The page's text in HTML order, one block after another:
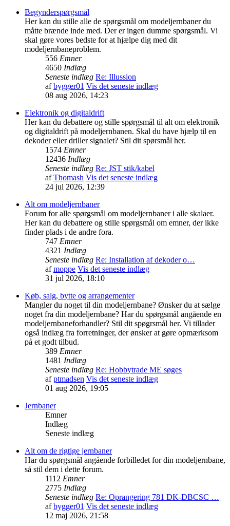
Begynderspørgsmål
Her kan du stille alle de spørgsmål om modeljernbaner du
måtte brænde inde med. Der er ingen dumme spørgsmål. Vi
skal gøre vores bedste for at hjælpe dig med dit
modeljernbaneproblem.
556 Emner
4650 Indlæg
Seneste indlæg Re: Illussion
afbygger01 Vis det seneste indlæg
08 aug 2026, 14:23
Elektronik og digitaldrift
Her kan du debattere og stille spørgsmål til alt om elektronik
og digitaldrift på modeljernbanen. Skal du have hjælp til en
dekoder eller driller signalet? Stil dit spørsmål her.
1574 Emner
12436 Indlæg
Seneste indlæg Re: JST stik/kabel
afThomash Vis det seneste indlæg
24 jul 2026, 12:39
Alt om modeljernbaner
Forum for alle spørgsmål om modeljernbaner i alle skalaer.
Her kan du debattere og stille spørgsmål om emner, der ikke
finder plads i de andre fora.
747 Emner
4321 Indlæg
Seneste indlæg Re: Installation af dekoder o…
afmoppe Vis det seneste indlæg
31 jul 2026, 18:10
Køb, salg, bytte og arrangementer
Mangler du noget til din modeljernbane? Ønsker du at sælge
noget fra din modeljernbane? Har du spørgsmål angående en
modeljernbaneforhandler? Stil dit spøgrsmål her. Vi tillader
også indlæg fra forretninger, der ønsker at gøre opmærksom
på et godt tilbud.
389 Emner
1481 Indlæg
Seneste indlæg Re: Hobbytrade ME søges
afptmadsen Vis det seneste indlæg
01 aug 2026, 19:05
Jernbaner
Emner
Indlæg
Seneste indlæg
Alt om de rigtige jernbaner
Har du spørgsmål angående forbilledet for din modeljernbane,
så stil dem i dette forum.
1112 Emner
2775 Indlæg
Seneste indlæg Re: Oprangering 781 DK-DBCSC …
afbygger01 Vis det seneste indlæg
12 maj 2026, 21:58